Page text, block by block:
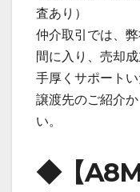
査あり）
仲介取引では、
間に入り、売却
手厚くサポートい
譲渡先のご紹介
い。
◆【